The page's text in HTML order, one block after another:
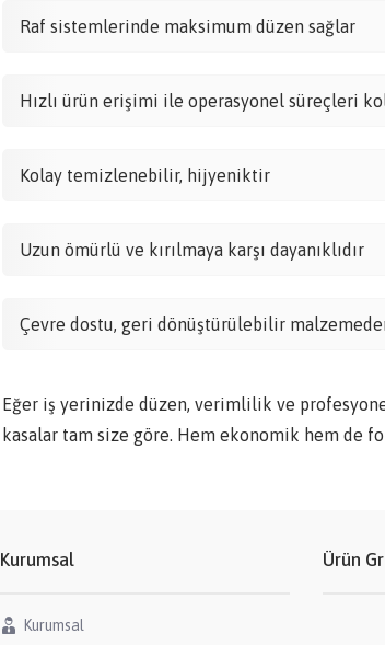
Raf sistemlerinde maksimum düzen sağlar
Hızlı ürün erişimi ile operasyonel süreçleri
Kolay temizlenebilir, hijyeniktir
Uzun ömürlü ve kırılmaya karşı dayanıklıdır
Çevre dostu, geri dönüştürülebilir
Eğer iş yerinizde düzen, verimlilik ve
kasalar tam size göre. Hem ekonomik hem de
Kurumsal
Kurumsal
Ürün